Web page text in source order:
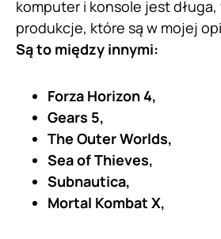
komputer i konsole jest
produkcje, które są w mojej
Są to między innymi:
Forza Horizon 4,
Gears 5,
The Outer Worlds,
Sea of Thieves,
Subnautica,
Mortal Kombat X,